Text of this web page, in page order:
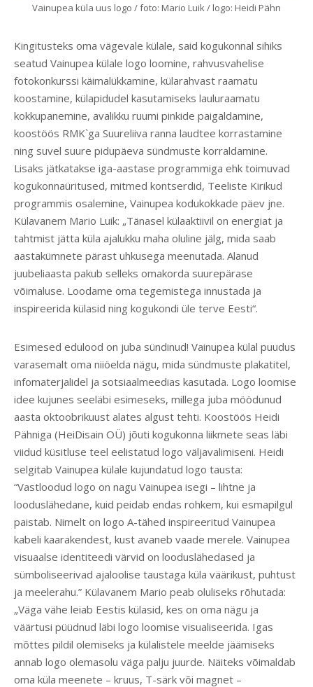
Vainupea küla uus logo / foto: Mario Luik / logo: Heidi Pähn
Kingitusteks oma vägevale külale, said kogukonnal sihiks
seatud Vainupea külale logo loomine, rahvusvahelise
fotokonkurssi käimalükkamine, külarahvast raamatu
koostamine, külapidudel kasutamiseks lauluraamatu
kokkupanemine, avalikku ruumi pinkide paigaldamine,
koostöös RMK`ga Suureliiva ranna laudtee korrastamine
ning suvel suure pidupäeva sündmuste korraldamine.
Lisaks jätkatakse iga-aastase programmiga ehk toimuvad
kogukonnaüritused, mitmed kontserdid, Teeliste Kirikud
programmis osalemine, Vainupea kodukokkade päev jne.
Külavanem Mario Luik: „Tänasel külaaktiivil on energiat ja
tahtmist jätta küla ajalukku maha oluline jälg, mida saab
aastakümnete pärast uhkusega meenutada. Alanud
juubeliaasta pakub selleks omakorda suurepärase
võimaluse. Loodame oma tegemistega innustada ja
inspireerida külasid ning kogukondi üle terve Eesti“.
Esimesed edulood on juba sündinud! Vainupea külal puudus
varasemalt oma niiöelda nägu, mida sündmuste plakatitel,
infomaterjalidel ja sotsiaalmeedias kasutada. Logo loomise
idee kujunes seeläbi esimeseks, millega juba möödunud
aasta oktoobrikuust alates algust tehti. Koostöös Heidi
Pähniga (HeiDisain OÜ) jõuti kogukonna liikmete seas läbi
viidud küsitluse teel eelistatud logo väljavalimiseni. Heidi
selgitab Vainupea külale kujundatud logo tausta:
“Vastloodud logo on nagu Vainupea isegi – lihtne ja
looduslähedane, kuid peidab endas rohkem, kui esmapilgul
paistab. Nimelt on logo A-tähed inspireeritud Vainupea
kabeli kaarakendest, kust avaneb vaade merele. Vainupea
visuaalse identiteedi värvid on looduslähedased ja
sümboliseerivad ajaloolise taustaga küla väärikust, puhtust
ja meelerahu.” Külavanem Mario peab oluliseks rõhutada:
„Väga vähe leiab Eestis külasid, kes on oma nägu ja
väärtusi püüdnud läbi logo loomise visualiseerida. Igas
mõttes pildil olemiseks ja külalistele meelde jäämiseks
annab logo olemasolu väga palju juurde. Näiteks võimaldab
oma küla meenete – kruus, T-särk või magnet –